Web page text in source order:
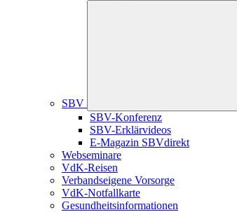
SBV
SBV-Konferenz
SBV-Erklärvideos
E-Magazin SBVdirekt
Webseminare
VdK-Reisen
Verbandseigene Vorsorge
VdK-Notfallkarte
Gesundheitsinformationen